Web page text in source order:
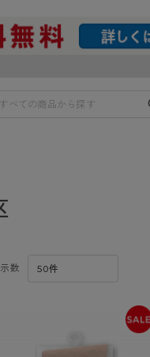
い
数